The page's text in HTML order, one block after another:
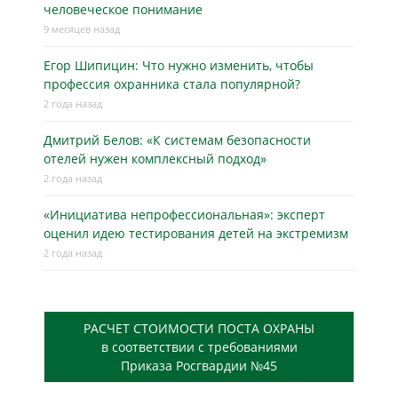
человеческое понимание
9 месяцев назад
Егор Шипицин: Что нужно изменить, чтобы
профессия охранника стала популярной?
2 года назад
Дмитрий Белов: «К системам безопасности
отелей нужен комплексный подход»
2 года назад
«Инициатива непрофессиональная»: эксперт
оценил идею тестирования детей на экстремизм
2 года назад
РАСЧЕТ СТОИМОСТИ ПОСТА ОХРАНЫ
в соответствии с требованиями
Приказа Росгвардии №45